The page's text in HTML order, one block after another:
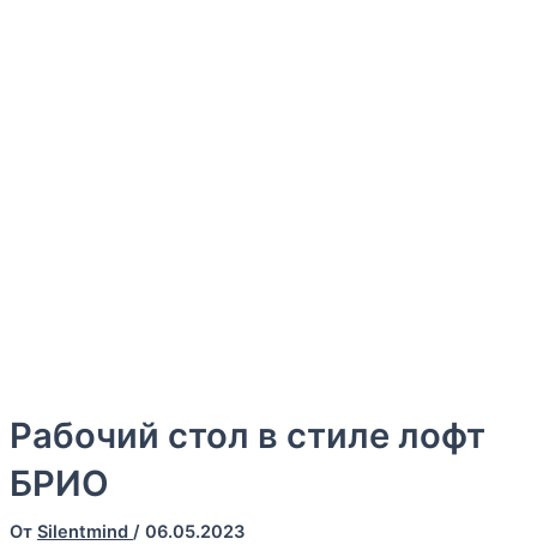
Рабочий стол в стиле лофт
БРИО
От Silentmind / 06.05.2023